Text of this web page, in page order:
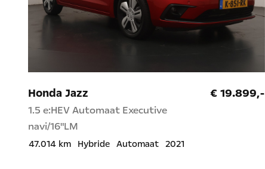
Honda Jazz
1.5 e:HEV Automaat Executive
navi/16"LM
€ 19.899,-
47.014 km Hybride Automaat 2021